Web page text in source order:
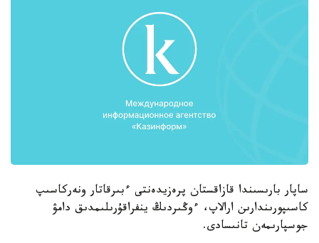
ساپار بارىسىندا قازاقستان پرەزيدەنتى ءبىرقاتار ونەركاسىپ
كاسىپورىندارىن ارالاپ، ءوڭىردىڭ ينفراقۇرىلىمدىق دامۋ
جوسپارىمەن تانىسادى.